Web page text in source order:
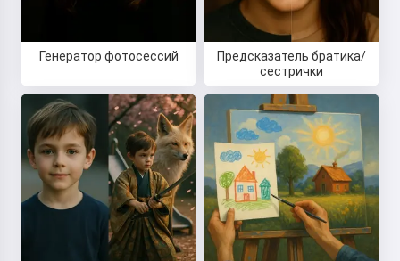
Генератор фотосессий
Предсказатель братика/
сестрички